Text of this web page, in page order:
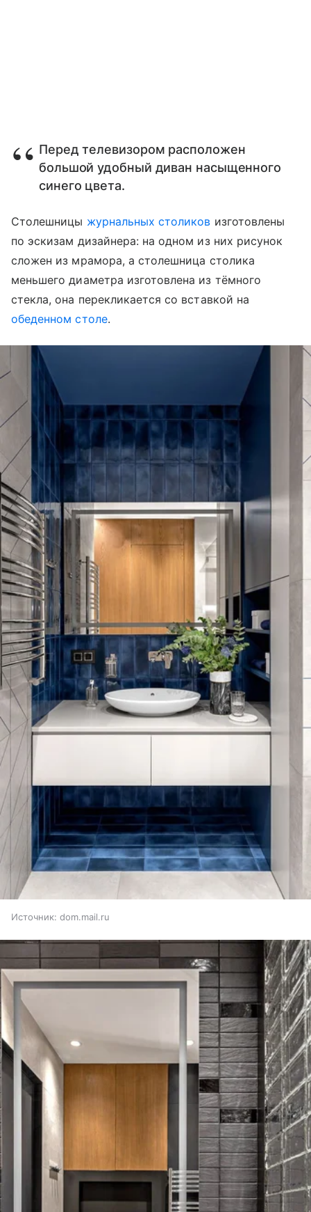
Перед телевизором расположен
большой удобный диван насыщенного
синего цвета.
Столешницы журнальных столиков изготовлены
по эскизам дизайнера: на одном из них рисунок
сложен из мрамора, а столешница столика
меньшего диаметра изготовлена из тёмного
стекла, она перекликается со вставкой на
обеденном столе.
Источник: dom.mail.ru